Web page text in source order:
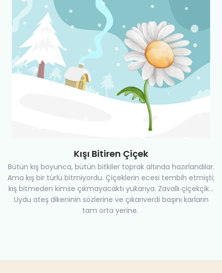
Kışı Bitiren Çiçek
Bütün kış boyunca, bütün bitkiler toprak altında hazırlandılar.
Ama kış bir türlü bitmiyordu. Çiçeklerin ecesi tembih etmişti;
kış bitmeden kimse çıkmayacaktı yukarıya. Zavallı çiçekçik...
Uydu ateş dikeninin sözlerine ve çıkarıverdi başını karların
tam orta yerine.